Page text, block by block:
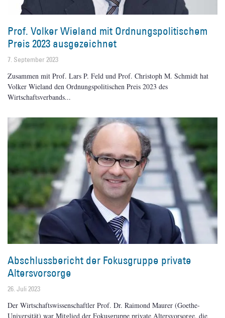
Prof. Volker Wieland mit Ordnungspolitischem
Preis 2023 ausgezeichnet
7. September 2023
Zusammen mit Prof. Lars P. Feld und Prof. Christoph M. Schmidt hat
Volker Wieland den Ordnungspolitischen Preis 2023 des
Wirtschaftsverbands
Abschlussbericht der Fokusgruppe private
Altersvorsorge
26. Juli 2023
Der Wirtschaftswissenschaftler Prof. Dr. Raimond Maurer (Goethe-
Universität) war Mitglied der Fokusgruppe private Altersvorsorge, die